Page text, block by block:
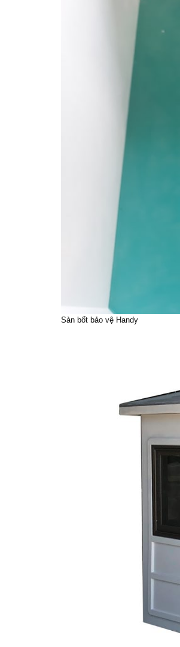
Sàn bốt bảo vệ Handy